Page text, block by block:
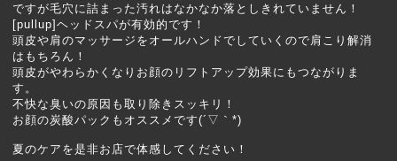
ですが毛穴に詰まった汚れはなかなか落としきれていません！
[pullup]ヘッドスパが有効的です！
頭皮や肩のマッサージをオールハンドでしていくので肩こり解消
はもちろん！
頭皮がやわらかくなりお顔のリフトアップ効果にもつながりま
す。
不快な臭いの原因も取り除きスッキリ！
お顔の炭酸パックもオススメです(´▽｀*)
夏のケアを是非お店で体感してください！